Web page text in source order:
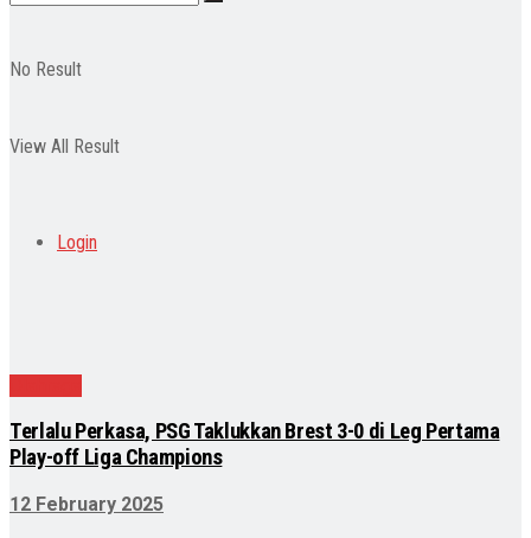
No Result
View All Result
Login
Terlalu Perkasa, PSG Taklukkan Brest 3-0 di Leg Pertama
Play-off Liga Champions
12 February 2025